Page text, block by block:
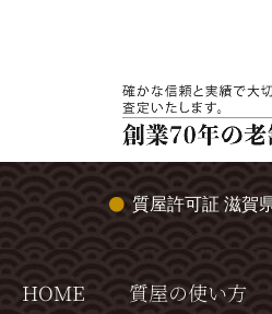
質屋許可証 滋賀
HOME 質屋の使い方